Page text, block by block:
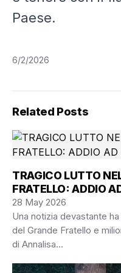
Paese.
6/2/2026
Related Posts
TRAGICO LUTTO
FRATELLO: ADDIO
28 May 2026
Una notizia devastante
del Grande Fratello e
di Annalisa…